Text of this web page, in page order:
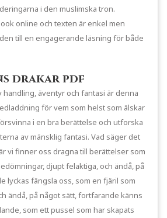
i den muslimska tron.
online och texten är enkel men
till en engagerande läsning för både
drakar pdf
handling, äventyr och fantasi är denna
för vem som helst som älskar
i en bra berättelse och utforska
av mänsklig fantasi. Vad säger det
vi finner oss dragna till berättelser som
djupt felaktiga, och ändå, på
lyckas fängsla oss, som en fjäril som
ändå, på något sätt, fortfarande känns
som ett pussel som har skapats